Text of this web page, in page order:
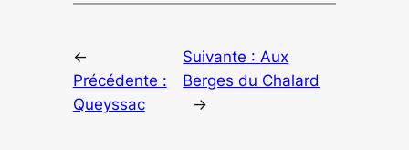
←
Précédente :
Queyssac
Suivante :Aux
Berges du Chalard
→